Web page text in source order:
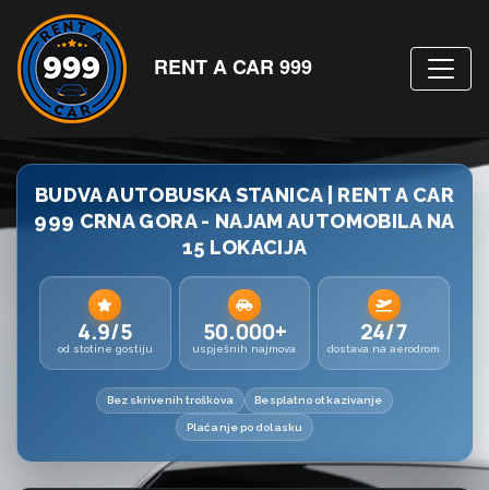
RENT A CAR 999
BUDVA AUTOBUSKA STANICA | RENT A CAR
999 CRNA GORA - NAJAM AUTOMOBILA NA
15 LOKACIJA
4.9/5
od stotine gostiju
50.000+
uspješnih najmova
24/7
dostava na aerodrom
Bez skrivenih troškova Besplatno otkazivanje
Plaćanje po dolasku